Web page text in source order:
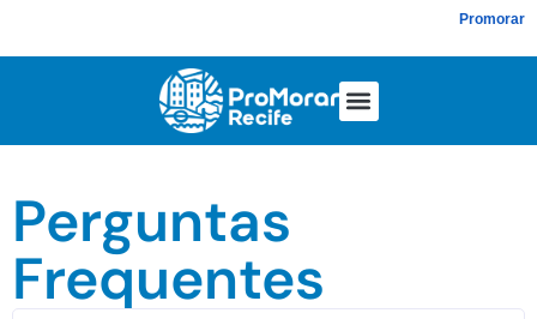
Promorar
Perguntas
Frequentes